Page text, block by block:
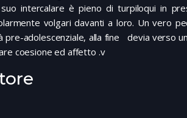
intercalare è pieno di turpiloqui in
volgari davanti a loro. Un vero
pre-adolescenziale, alla fine devia verso
coesione ed affetto .v